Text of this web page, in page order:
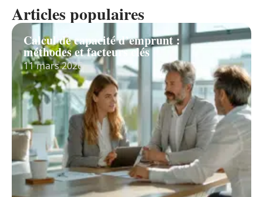
Articles populaires
Calcul de capacité d’emprunt :
méthodes et facteurs clés
11 mars 2026